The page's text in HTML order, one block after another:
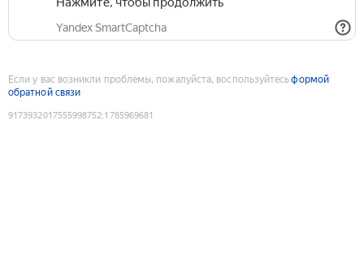
Yandex SmartCaptcha
Если у вас возникли проблемы, пожалуйста, воспользуйтесьформой
обратной связи
9173932017555998752:1785969681